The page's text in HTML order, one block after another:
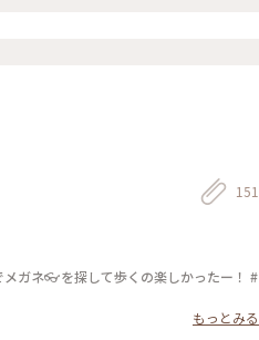
151
ガネ👓を探して歩くの楽しかったー！ #
もっとみる